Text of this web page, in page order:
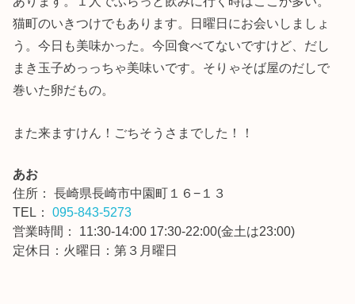
猫町のいきつけでもあります。日曜日にお会いしましょ
う。今日も美味かった。今回食べてないですけど、だし
まき玉子めっっちゃ美味いです。そりゃそば屋のだしで
巻いた卵だもの。
また来ますけん！ごちそうさまでした！！
あお
住所：長崎県長崎市中園町１６−１３
TEL：095-843-5273
営業時間： 11:30-14:00 17:30-22:00(金土は23:00)
定休日：火曜日：第３月曜日